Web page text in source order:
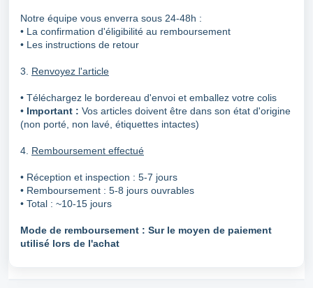
Notre équipe vous enverra sous 24-48h :
• La confirmation d'éligibilité au remboursement
• Les instructions de retour
3. Renvoyez l'article
• Téléchargez le bordereau d'envoi et emballez votre colis
• Important : Vos articles doivent être dans son état d'origine
(non porté, non lavé, étiquettes intactes)
4. Remboursement effectué
• Réception et inspection : 5-7 jours
• Remboursement : 5-8 jours ouvrables
• Total : ~10-15 jours
Mode de remboursement : Sur le moyen de paiement
utilisé lors de l'achat